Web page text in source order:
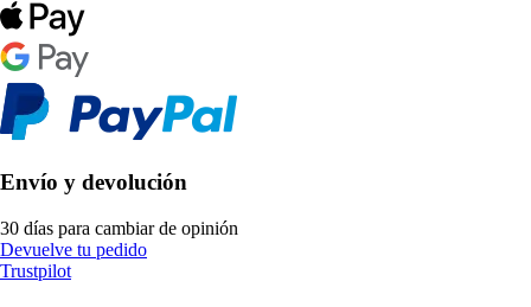
Envío y devolución
30 días para cambiar de opinión
Devuelve tu pedido
Trustpilot